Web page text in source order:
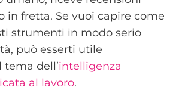
in fretta. Se vuoi capire come
strumenti in modo serio
può esserti utile
dell’intelligenza
al lavoro.